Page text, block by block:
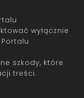
wyłącznie
szkody, które
treści.